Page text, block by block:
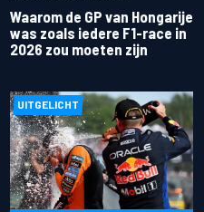
Waarom de GP van Hongarije
was zoals iedere F1-race in
2026 zou moeten zijn
UITGELICHT